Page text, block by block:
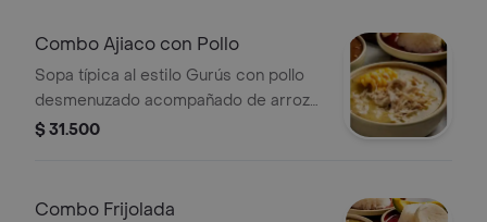
Combo Ajiaco con Pollo
Sopa típica al estilo Gurús con pollo
desmenuzado acompañado de arroz
blanco, aguacate y bebida fría.
$ 31.500
Combo Frijolada